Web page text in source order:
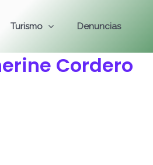
Turismo Denuncias
Cordero